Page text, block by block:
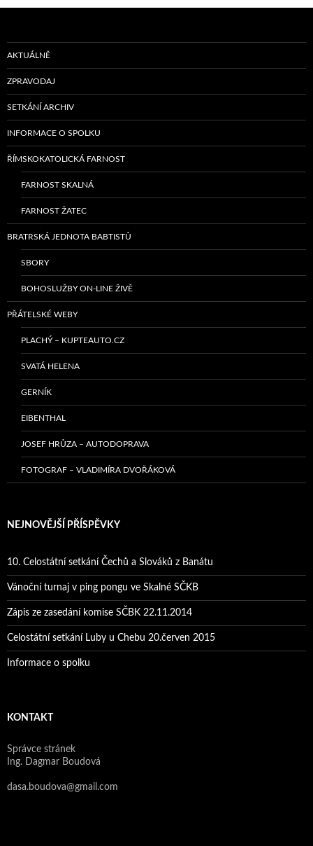
AKTUÁLNĚ
ZPRAVODAJ
SETKÁNÍ ARCHIV
INFORMACE O SPOLKU
ŘÍMSKOKATOLICKÁ FARNOST
FARNOST SKALNÁ
FARNOST ŽATEC
BRATRSKÁ JEDNOTA BABTISTŮ
SBORY
BOHOSLUŽBY ON-LINE ŽIVĚ
PŘÁTELSKÉ WEBY
PLACHÝ – KUPTEAUTO.CZ
SVATÁ HELENA
GERNÍK
EIBENTHAL
JOSEF HRŮZA – AUTODOPRAVA
FOTOGRAF – VLADIMÍRA DVOŘÁKOVÁ
NEJNOVĚJŠÍ PŘÍSPĚVKY
10. Celostátní setkání Čechů a Slováků z Banátu
Vánoční turnaj v ping pongu ve Skalné SČKB
Zápis ze zasedání komise SČBK 22.11.2014
Celostátní setkání Luby u Chebu 20.červen 2015
Informace o spolku
KONTAKT
Správce stránek
Ing. Dagmar Boudová
dasa.boudova@gmail.com